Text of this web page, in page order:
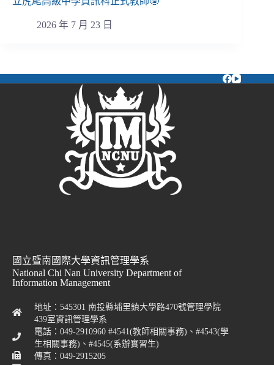
2026 年 7 月 23 日
國立暨南國際大學資訊管理學系
National Chi Nan University Department of
Information Management
地址：545301 南投縣埔里鎮大學路470號管理學院
439室資訊管理學系
電話：049-2910960 #4541(教師相關事務)、#4543(學
生相關事務)、#4545(系辦實習生)
傳真：049-2915205